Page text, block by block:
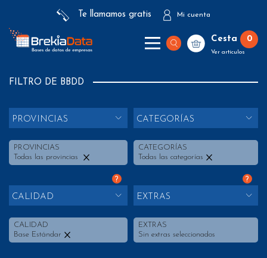
Te llamamos gratis Mi cuenta
Cesta 0
Ver artículos
FILTRO DE BBDD
PROVINCIAS
PROVINCIAS
Todas las provincias
CATEGORÍAS
CATEGORÍAS
Todas las categorías
?
CALIDAD
CALIDAD
Base Estándar
?
EXTRAS
EXTRAS
Sin extras seleccionados